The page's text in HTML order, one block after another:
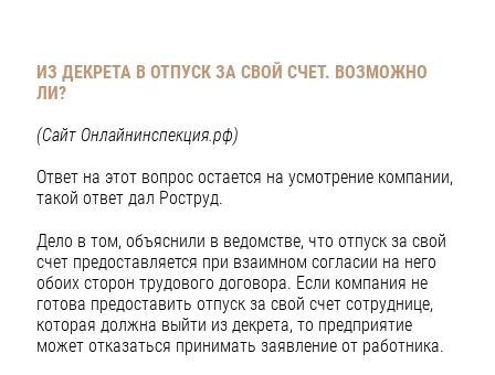
ИЗ ДЕКРЕТА В ОТПУСК ЗА СВОЙ СЧЕТ. ВОЗМОЖНО
ЛИ?
(Сайт Онлайнинспекция.рф)
Ответ на этот вопрос остается на усмотрение компании,
такой ответ дал Роструд.
Дело в том, объяснили в ведомстве, что отпуск за свой
счет предоставляется при взаимном согласии на него
обоих сторон трудового договора. Если компания не
готова предоставить отпуск за свой счет сотруднице,
которая должна выйти из декрета, то предприятие
может отказаться принимать заявление от работника.